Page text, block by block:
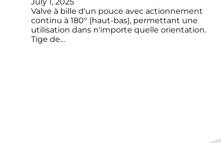
Valve à bille d'un pouce avec actionnement
continu à 180° (haut-bas), permettant une
utilisation dans n'importe quelle orientation.
Tige de…